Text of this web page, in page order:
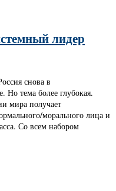
лидер
снова в
тема более глубокая.
мира получает
морального лица и
Со всем набором